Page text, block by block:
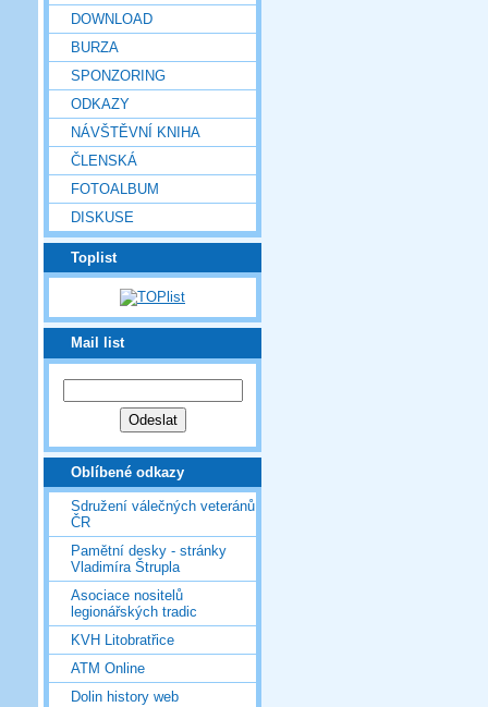
DOWNLOAD
BURZA
SPONZORING
ODKAZY
NÁVŠTĚVNÍ KNIHA
ČLENSKÁ
FOTOALBUM
DISKUSE
Toplist
Mail list
Oblíbené odkazy
Sdružení válečných veteránů
ČR
Pamětní desky - stránky
Vladimíra Štrupla
Asociace nositelů
legionářských tradic
KVH Litobratřice
ATM Online
Dolin history web